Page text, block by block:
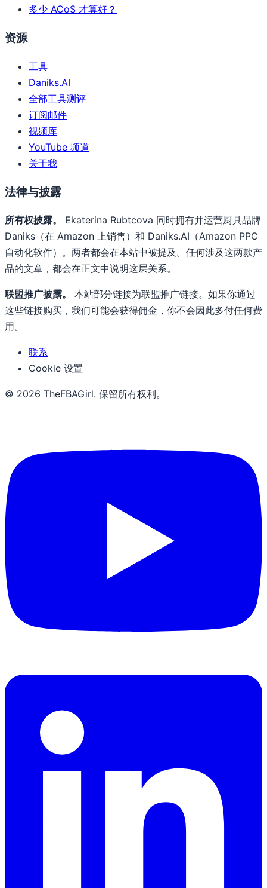
多少 ACoS 才算好？
资源
工具
Daniks.AI
全部工具测评
订阅邮件
视频库
YouTube 频道
关于我
法律与披露
所有权披露。
Ekaterina Rubtcova 同时拥有并运营厨具品牌
Daniks（在 Amazon 上销售）和 Daniks.AI（Amazon PPC
自动化软件）。两者都会在本站中被提及。任何涉及这两款产
品的文章，都会在正文中说明这层关系。
联盟推广披露。
本站部分链接为联盟推广链接。如果你通过
这些链接购买，我们可能会获得佣金，你不会因此多付任何费
用。
联系
Cookie 设置
© 2026 TheFBAGirl. 保留所有权利。